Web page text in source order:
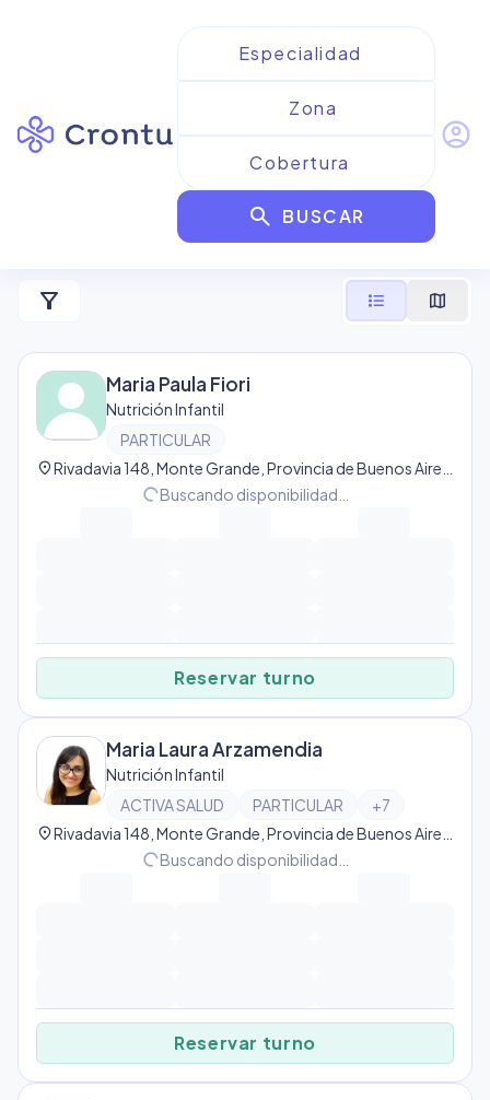
search BUSCAR
account_circle
Resultados paraNutrición
filter_alt format_list_bulleted map
Maria Paula Fiori
Nutrición Infantil
PARTICULAR
location_on
progress_activityBuscando disponibilidad…
Reservar turno
Maria Laura Arzamendia
Nutrición Infantil
ACTIVA SALUD
PARTICULAR +7
location_on
progress_activityBuscando disponibilidad…
Reservar turno